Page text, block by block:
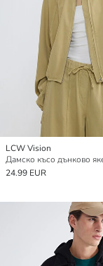
LCW Vision
Дамско късо дънково
24.99 EUR